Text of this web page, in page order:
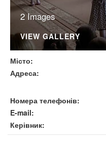
2 Images
VIEW GALLERY
Місто
Адреса
Номера телефонів
E-mail
Керівник